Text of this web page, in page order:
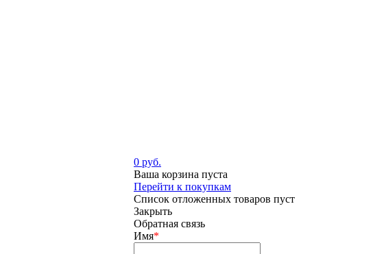
0 руб.
Ваша корзина пуста
Перейти к покупкам
Список отложенных товаров пуст
Закрыть
Обратная связь
Имя*